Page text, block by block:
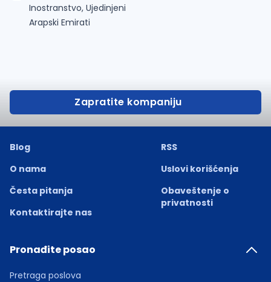
Inostranstvo, Ujedinjeni
Arapski Emirati
Zapratite kompaniju
Blog
O nama
Česta pitanja
Kontaktirajte nas
RSS
Uslovi korišćenja
Obaveštenje o
privatnosti
Pronađite posao
Pretraga poslova